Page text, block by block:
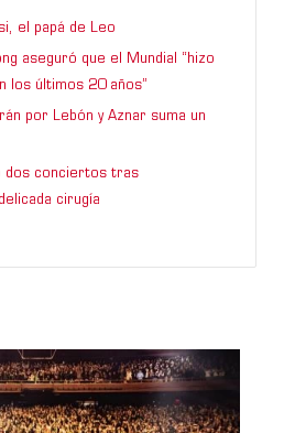
el papá de Leo
aseguró que el Mundial “hizo
los últimos 20 años”
por Lebón y Aznar suma un
dos conciertos tras
cirugía